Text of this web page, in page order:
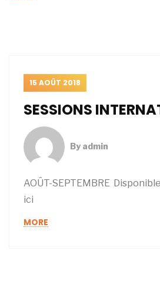
15 AOÛT 2018
SESSIONS
By admin
AOÛT-SEPTEMBRE
ici
MORE